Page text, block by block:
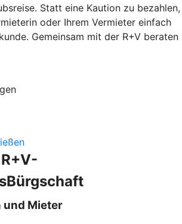
Statt eine Kaution zu bezahlen,
oder Ihrem Vermieter einfach
Gemeinsam mit der R+V beraten
und Mieter